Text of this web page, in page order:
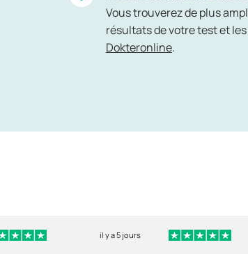
Vous trouverez de plus
résultats de votre test et
Dokteronline.
il y a 5 jours